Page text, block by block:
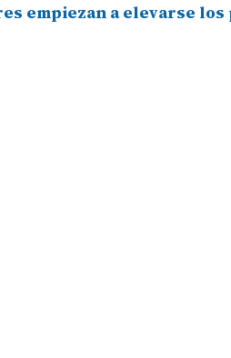
empiezan a elevarse